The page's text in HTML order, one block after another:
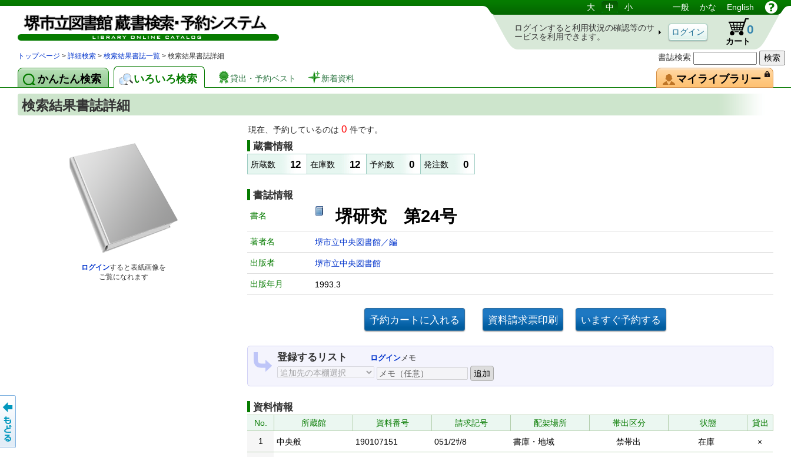
図書館 蔵書検索・予約システム
書誌検索
大 中 小 一般 かな English
ログインすると利用状況の確認等のサ
ービスを利用できます。
カート
0
トップページ > 詳細検索 > 検索結果書誌一覧 > 検索結果書誌詳細
かんたん検索 いろいろ検索 貸出・予約ベスト 新着資料 マイライブラリー
検索結果書誌詳細
ログインすると表紙画像を
ご覧になれます
現在、予約しているのは 0 件です。
蔵書情報
所蔵数 12 在庫数 12 予約数 0 発注数 0
書誌情報
書名 堺研究 第24号
著者名 堺市立中央図書館／編
出版者 堺市立中央図書館
出版年月 1993.3
登録するリスト ログインメモ
資料情報
No. 所蔵館 資料番号 請求記号 配架場所 帯出区分 状態
貸出
1
中央般 190107151 051/2ｻ/8 書庫・地域 禁帯出 在庫 ×